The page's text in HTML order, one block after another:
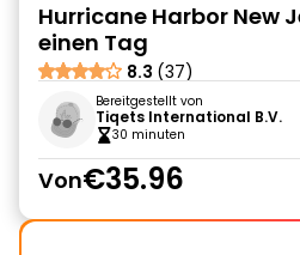
Hurricane Harbor New
einen Tag
8.3 (37)
Bereitgestellt von
Tiqets International B.V.
30 minuten
Von€35.96